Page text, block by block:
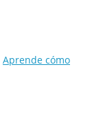
Aprende cómo